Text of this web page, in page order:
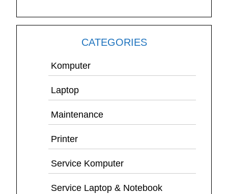
CATEGORIES
Komputer
Laptop
Maintenance
Printer
Service Komputer
Service Laptop & Notebook